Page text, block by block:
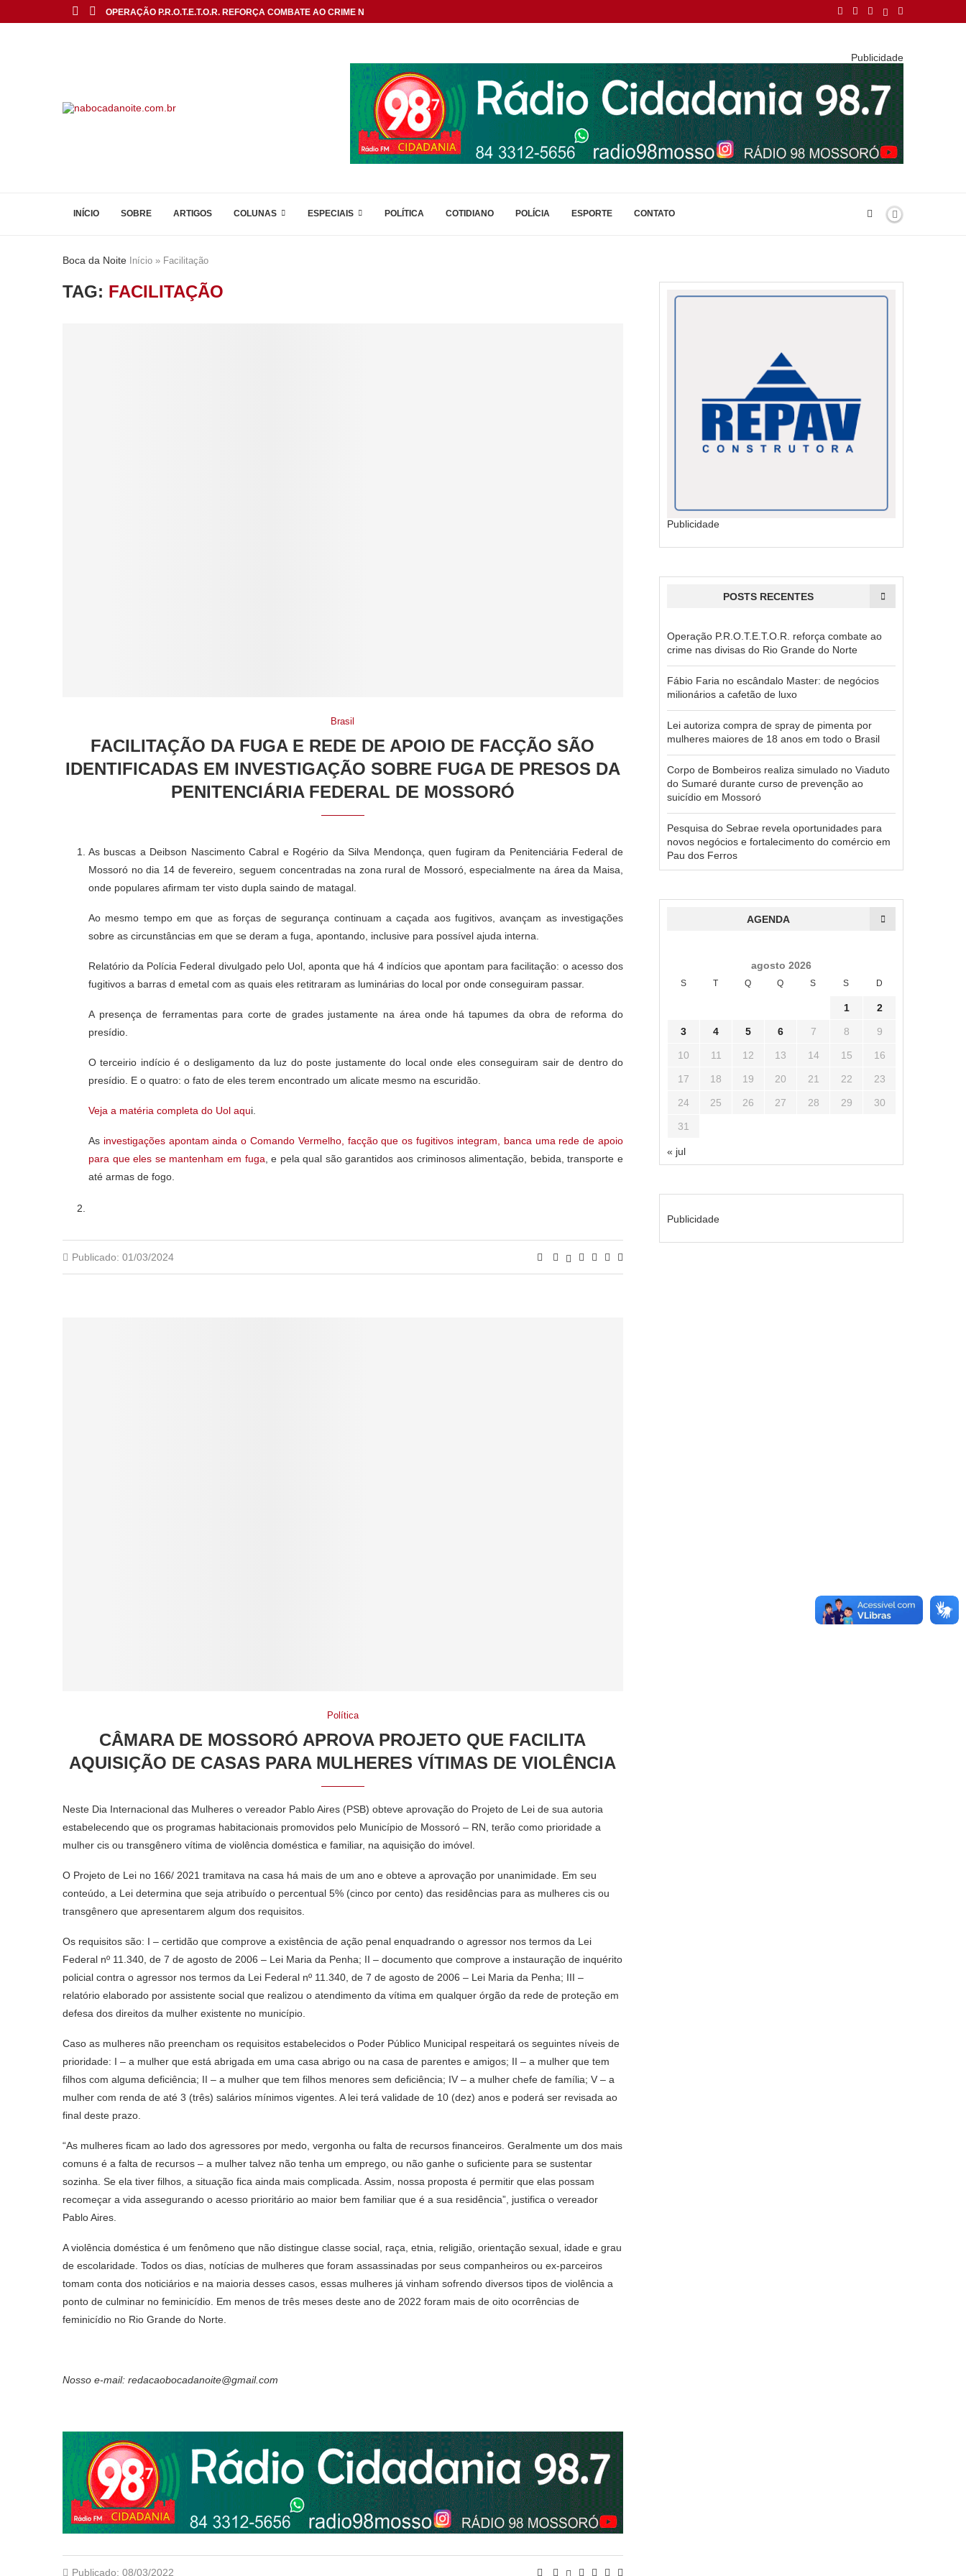
OPERAÇÃO P.R.O.T.E.T.O.R. REFORÇA COMBATE AO CRIME NAS DIVISAS...
Publicidade
INÍCIO SOBRE ARTIGOS COLUNAS ESPECIAIS POLÍTICA COTIDIANO POLÍCIA ESPORTE CONTATO
Boca da Noite Início » Facilitação
TAG: FACILITAÇÃO
Brasil
FACILITAÇÃO DA FUGA E REDE DE APOIO DE FACÇÃO SÃO
IDENTIFICADAS EM INVESTIGAÇÃO SOBRE FUGA DE PRESOS DA
PENITENCIÁRIA FEDERAL DE MOSSORÓ
As buscas a Deibson Nascimento Cabral e Rogério da Silva Mendonça, quen fugiram da Penitenciária Federal de
Mossoró no dia 14 de fevereiro, seguem concentradas na zona rural de Mossoró, especialmente na área da Maisa,
onde populares afirmam ter visto dupla saindo de matagal.
Ao mesmo tempo em que as forças de segurança continuam a caçada aos fugitivos, avançam as investigações
sobre as circunstâncias em que se deram a fuga, apontando, inclusive para possível ajuda interna.
Relatório da Polícia Federal divulgado pelo Uol, aponta que há 4 indícios que apontam para facilitação: o acesso dos
fugitivos a barras d emetal com as quais eles retitraram as luminárias do local por onde conseguiram passar.
A presença de ferramentas para corte de grades justamente na área onde há tapumes da obra de reforma do
presídio.
O terceirio indício é o desligamento da luz do poste justamente do local onde eles conseguiram sair de dentro do
presídio. E o quatro: o fato de eles terem encontrado um alicate mesmo na escuridão.
Veja a matéria completa do Uol aqui.
As investigações apontam ainda o Comando Vermelho, facção que os fugitivos integram, banca uma rede de apoio
para que eles se mantenham em fuga , e pela qual são garantidos aos criminosos alimentação, bebida, transporte e
até armas de fogo.
Publicado: 01/03/2024
Política
CÂMARA DE MOSSORÓ APROVA PROJETO QUE FACILITA
AQUISIÇÃO DE CASAS PARA MULHERES VÍTIMAS DE VIOLÊNCIA
Neste Dia Internacional das Mulheres o vereador Pablo Aires (PSB) obteve aprovação do Projeto de Lei de sua autoria
estabelecendo que os programas habitacionais promovidos pelo Município de Mossoró – RN, terão como prioridade a
mulher cis ou transgênero vítima de violência doméstica e familiar, na aquisição do imóvel.
O Projeto de Lei no 166/ 2021 tramitava na casa há mais de um ano e obteve a aprovação por unanimidade. Em seu
conteúdo, a Lei determina que seja atribuído o percentual 5% (cinco por cento) das residências para as mulheres cis ou
transgênero que apresentarem algum dos requisitos.
Os requisitos são: I – certidão que comprove a existência de ação penal enquadrando o agressor nos termos da Lei
Federal nº 11.340, de 7 de agosto de 2006 – Lei Maria da Penha; II – documento que comprove a instauração de inquérito
policial contra o agressor nos termos da Lei Federal nº 11.340, de 7 de agosto de 2006 – Lei Maria da Penha; III –
relatório elaborado por assistente social que realizou o atendimento da vítima em qualquer órgão da rede de proteção em
defesa dos direitos da mulher existente no município.
Caso as mulheres não preencham os requisitos estabelecidos o Poder Público Municipal respeitará os seguintes níveis de
prioridade: I – a mulher que está abrigada em uma casa abrigo ou na casa de parentes e amigos; II – a mulher que tem
filhos com alguma deficiência; II – a mulher que tem filhos menores sem deficiência; IV – a mulher chefe de família; V – a
mulher com renda de até 3 (três) salários mínimos vigentes. A lei terá validade de 10 (dez) anos e poderá ser revisada ao
final deste prazo.
“As mulheres ficam ao lado dos agressores por medo, vergonha ou falta de recursos financeiros. Geralmente um dos mais
comuns é a falta de recursos – a mulher talvez não tenha um emprego, ou não ganhe o suficiente para se sustentar
sozinha. Se ela tiver filhos, a situação fica ainda mais complicada. Assim, nossa proposta é permitir que elas possam
recomeçar a vida assegurando o acesso prioritário ao maior bem familiar que é a sua residência”, justifica o vereador
Pablo Aires.
A violência doméstica é um fenômeno que não distingue classe social, raça, etnia, religião, orientação sexual, idade e grau
de escolaridade. Todos os dias, notícias de mulheres que foram assassinadas por seus companheiros ou ex-parceiros
tomam conta dos noticiários e na maioria desses casos, essas mulheres já vinham sofrendo diversos tipos de violência a
ponto de culminar no feminicídio. Em menos de três meses deste ano de 2022 foram mais de oito ocorrências de
feminicídio no Rio Grande do Norte.
Nosso e-mail: redacaobocadanoite@gmail.com
Publicado: 08/03/2022
Publicidade
POSTS RECENTES
Operação P.R.O.T.E.T.O.R. reforça combate ao
crime nas divisas do Rio Grande do Norte
Fábio Faria no escândalo Master: de negócios
milionários a cafetão de luxo
Lei autoriza compra de spray de pimenta por
mulheres maiores de 18 anos em todo o Brasil
Corpo de Bombeiros realiza simulado no Viaduto
do Sumaré durante curso de prevenção ao
suicídio em Mossoró
Pesquisa do Sebrae revela oportunidades para
novos negócios e fortalecimento do comércio em
Pau dos Ferros
AGENDA
agosto 2026
S T Q Q S S D
1 2
3 4 5 6 7 8 9
10 11 12 13 14 15 16
17 18 19 20 21 22 23
24 25 26 27 28 29 30
31
« jul
Publicidade